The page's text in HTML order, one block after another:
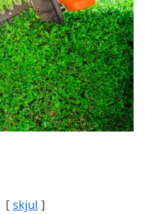
skjul